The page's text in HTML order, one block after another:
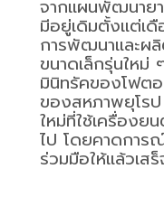
จากแผนพัฒนาย
มีอยู่เดิมตั้งแต่เ
การพัฒนาและผ
ขนาดเล็กรุ่นให
มินิทรัคของโฟต
ของสหภาพยุโร
ใหม่ที่ใช้เครื่อง
ไป โดยคาดการณ์
ร่วมมือให้แล้วเส